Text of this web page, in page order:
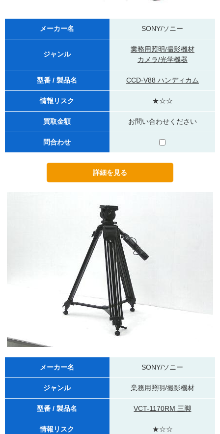
メーカー名 SONY/ソニー
ジャンル
業務用照明/撮影機材
カメラ/光学機器
型番 / 製品名 CCD-V88 ハンディカム
情報リスク ★☆☆
買取金額 お問い合わせください
問合わせ
メーカー名 SONY/ソニー
ジャンル 業務用照明/撮影機材
型番 / 製品名 VCT-1170RM 三脚
情報リスク ★☆☆